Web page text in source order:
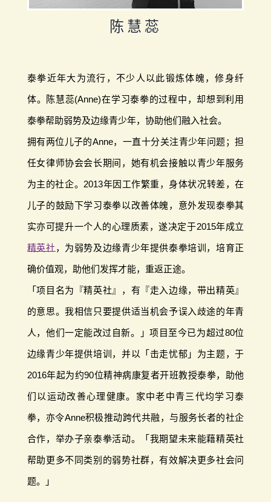
陈慧蕊
泰拳近年大为流行，不少人以此锻炼体魄，修身纤
体。陈慧蕊(Anne)在学习泰拳的过程中，却想到利用
泰拳帮助弱势及边缘青少年，协助他们融入社会。
拥有两位儿子的Anne，一直十分关注青少年问题；担
任女律师协会会长期间，她有机会接触以青少年服务
为主的社企。2013年因工作繁重，身体状况转差，在
儿子的鼓励下学习泰拳以改善体魄，意外发现泰拳其
实亦可提升一个人的心理质素，遂决定于2015年成立
精英社 ，为弱势及边缘青少年提供泰拳培训，培育正
确价值观，助他们发挥才能，重返正途。
「项目名为『精英社』，有『走入边缘，带出精英』
的意思。我相信只要提供适当机会予误入歧途的年青
人，他们一定能改过自新。」项目至今已为超过80位
边缘青少年提供培训，并以「击走忧郁」为主题，于
2016年起为约90位精神病康复者开班教授泰拳，助他
们以运动改善心理健康。家中老中青三代均学习泰
拳，亦令Anne积极推动跨代共融，与服务长者的社企
合作，举办子亲泰拳活动。「我期望未来能藉精英社
帮助更多不同类别的弱势社群，有效解决更多社会问
题。」